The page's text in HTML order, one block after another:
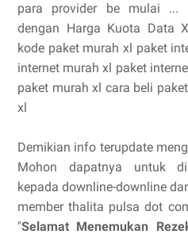
para provider be mulai ...
dengan Harga Kuota Data
kode paket murah xl paket
internet murah xl paket
paket murah xl cara beli
xl
Demikian info terupdate
Mohon dapatnya untuk
kepada downline-downline
member thalita pulsa dot
"Selamat Menemukan